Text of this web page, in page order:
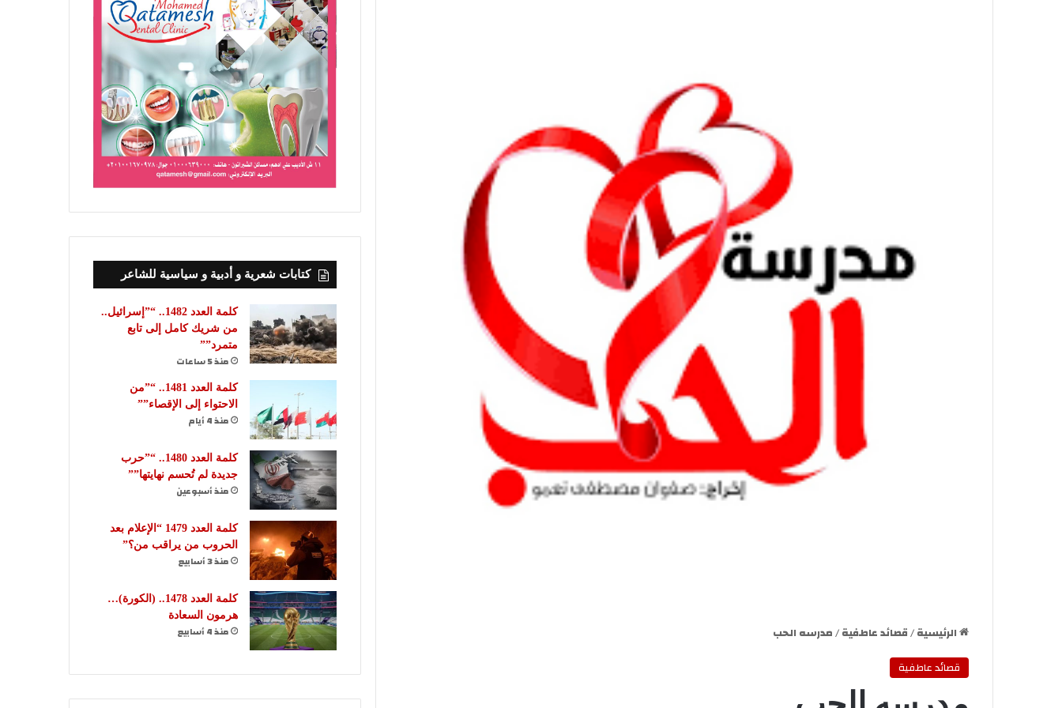
الرئيسية/قصائد عاطفية/مدرسه الحب
قصائد عاطفية
كتابات شعرية و أدبية و سياسية للشاعر
كلمة العدد 1482.. “”إسرائيل..
من شريك كامل إلى تابع
متمرد””
منذ 5 ساعات
كلمة العدد 1481.. “”من
الاحتواء إلى الإقصاء””
منذ 4 أيام
كلمة العدد 1480.. “”حرب
جديدة لم تُحسم نهايتها””
منذ أسبوعين
كلمة العدد 1479 “الإعلام بعد
الحروب من يراقب من؟”
منذ 3 أسابيع
كلمة العدد 1478.. (الكورة)…
هرمون السعادة
منذ 4 أسابيع